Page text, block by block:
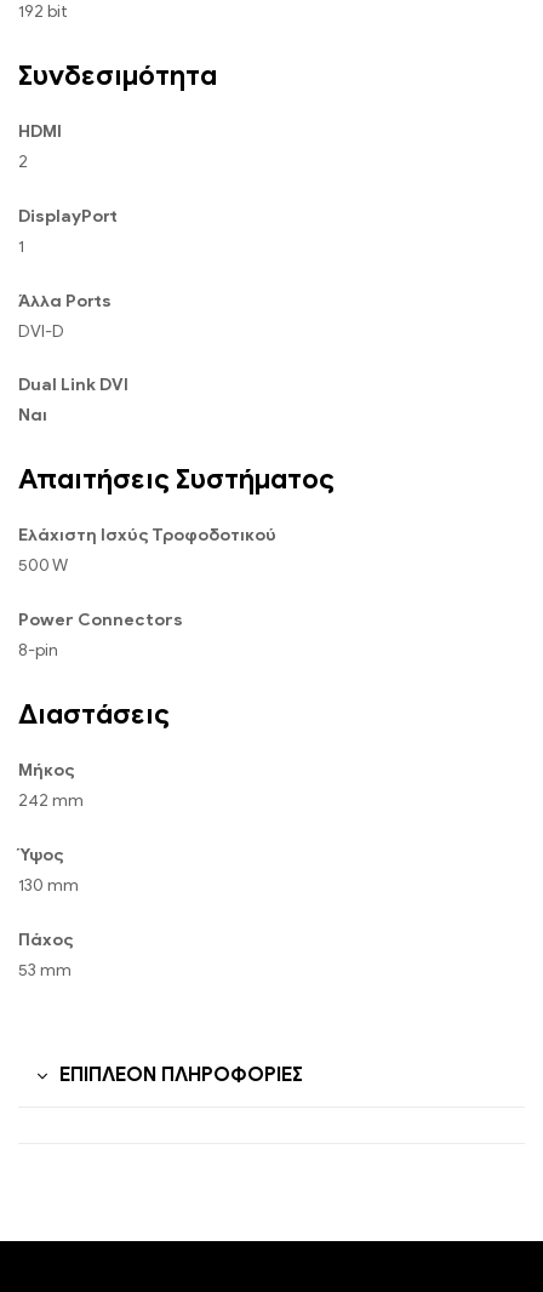
192 bit
Συνδεσιμότητα
HDMI
2
DisplayPort
1
Άλλα Ports
DVI-D
Dual Link DVI
Ναι
Απαιτήσεις Συστήματος
Ελάχιστη Ισχύς Τροφοδοτικού
500 W
Power Connectors
8-pin
Διαστάσεις
Μήκος
242 mm
Ύψος
130 mm
Πάχος
53 mm
ΕΠΙΠΛΈΟΝ ΠΛΗΡΟΦΟΡΊΕΣ